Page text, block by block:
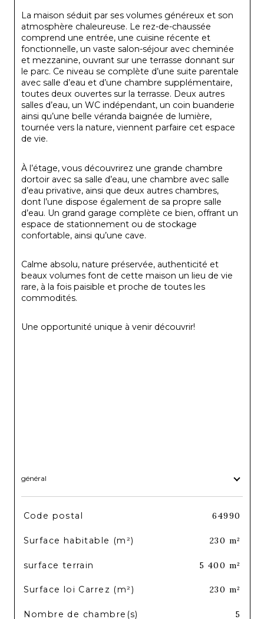
La maison séduit par ses volumes généreux et son
atmosphère chaleureuse. Le rez-de-chaussée
comprend une entrée, une cuisine récente et
fonctionnelle, un vaste salon-séjour avec cheminée
et mezzanine, ouvrant sur une terrasse donnant sur
le parc. Ce niveau se complète d’une suite parentale
avec salle d’eau et d’une chambre supplémentaire,
toutes deux ouvertes sur la terrasse. Deux autres
salles d’eau, un WC indépendant, un coin buanderie
ainsi qu’une belle véranda baignée de lumière,
tournée vers la nature, viennent parfaire cet espace
de vie.
À l’étage, vous découvrirez une grande chambre
dortoir avec sa salle d’eau, une chambre avec salle
d’eau privative, ainsi que deux autres chambres,
dont l’une dispose également de sa propre salle
d’eau. Un grand garage complète ce bien, offrant un
espace de stationnement ou de stockage
confortable, ainsi qu’une cave.
Calme absolu, nature préservée, authenticité et
beaux volumes font de cette maison un lieu de vie
rare, à la fois paisible et proche de toutes les
commodités.
Une opportunité unique à venir découvrir!
général
TRAD_SIROCCO_Caracteristique
Code postal 64990
Surface habitable (m²) 230 m²
surface terrain 5 400 m²
Surface loi Carrez (m²) 230 m²
Nombre de chambre(s) 5